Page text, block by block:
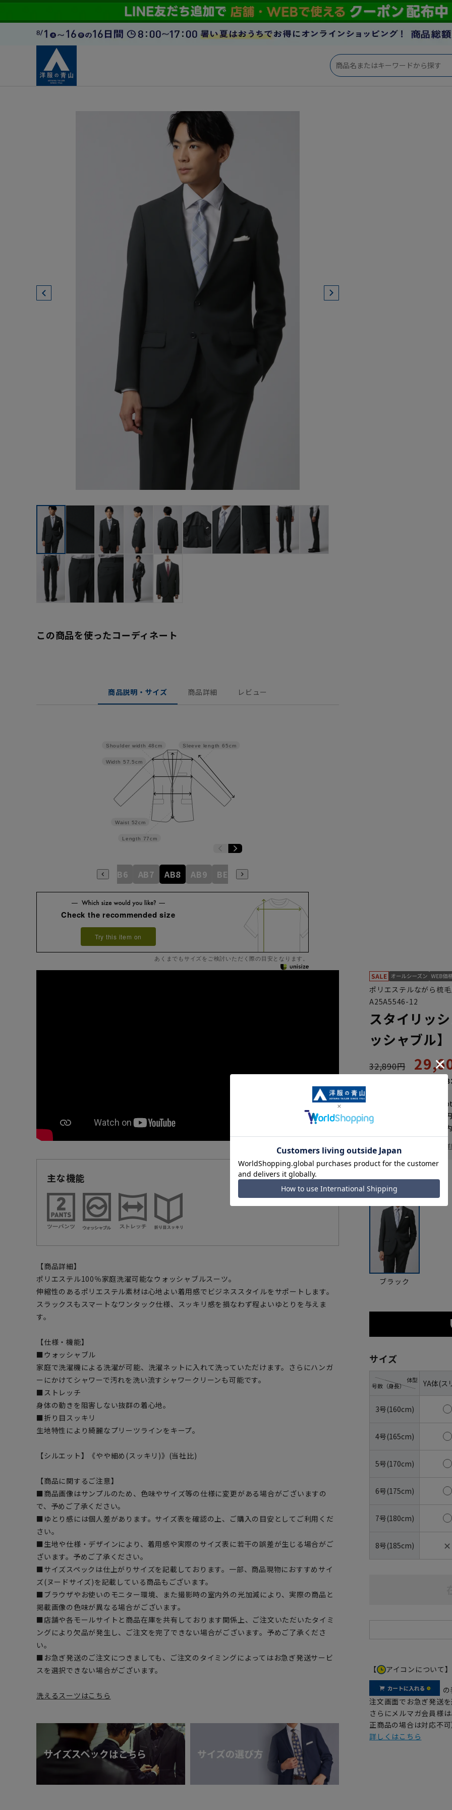
この商品を使ったコーディネート
商品説明・サイズ 商品詳細 レビュー
Sleeve length 65cm
Length 77cm
Waist 52cm
Width 57.5cm
Shoulder width 48cm
AB5 AB6 AB7 AB8 AB9 BE3 BE4
Check the recommended size
Try this item on
あくまでもサイズをご検討いただく際の目安となります。
主な機能 機能一覧
【商品詳細】
ポリエステル100％家庭洗濯可能なウォッシャブルスーツ。
伸縮性のあるポリエステル素材は心地よい着用感でビジネススタイルをサポートします。
スラックスもスマートなワンタック仕様、スッキリ感を損なわず程よいゆとりを与えま
す。
【仕様・機能】
■ウォッシャブル
家庭で洗濯機による洗濯が可能、洗濯ネットに入れて洗っていただけます。さらにハンガ
ーにかけてシャワーで汚れを洗い流すシャワークリーンも可能です。
■ストレッチ
身体の動きを阻害しない抜群の着心地。
■折り目スッキリ
生地特性により綺麗なプリーツラインをキープ。
【シルエット】《やや細め(スッキリ)》(当社比)
【商品に関するご注意】
■商品画像はサンプルのため、色味やサイズ等の仕様に変更がある場合がございますの
で、予めご了承ください。
■ゆとり感には個人差があります。サイズ表を確認の上、ご購入の目安としてご利用くだ
さい。
■生地や仕様・デザインにより、着用感や実際のサイズ表に若干の誤差が生じる場合がご
ざいます。予めご了承ください。
■サイズスペックは仕上がりサイズを記載しております。一部、商品現物におすすめサイ
ズ(ヌードサイズ)を記載している商品もございます。
■ブラウザやお使いのモニター環境、また撮影時の室内外の光加減により、実際の商品と
掲載画像の色味が異なる場合がございます。
■店舗や各モールサイトと商品在庫を共有しております関係上、ご注文いただいたタイミ
ングにより欠品が発生し、ご注文を完了できない場合がございます。予めご了承くださ
い。
■お急ぎ発送のご注文につきましても、ご注文のタイミングによってはお急ぎ発送サービ
スを選択できない場合がございます。
洗えるスーツはこちら
ポリエステルながら梳
A25A5546-12
スタイリッ
ッシャブル】
32,890円
月々
日以
一部対象外商品あり
カラー
ブラック
サイズ
号数（身長）
体型 YA体(ス
3号(160cm)
4号(165cm)
5号(170cm)
6号(175cm)
7号(180cm)
8号(185cm) ✕
【 アイコンについて】
の
注文画面でお急ぎ発送を
さらにメルマガ会員様
正商品の場合は対応不可
詳しくはこちら